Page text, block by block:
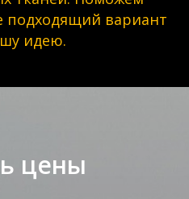
подходящий вариант
идею.
цены